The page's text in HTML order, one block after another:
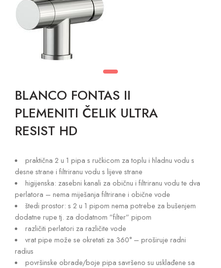
BLANCO FONTAS II
PLEMENITI ČELIK ULTRA
RESIST HD
praktična 2 u 1 pipa s ručkicom za toplu i hladnu vodu s
desne strane i filtriranu vodu s lijeve strane
higijenska: zasebni kanali za običnu i filtriranu vodu te dva
perlatora – nema miješanja filtrirane i obične vode
štedi prostor: s 2 u 1 pipom nema potrebe za bušenjem
dodatne rupe tj. za dodatnom ”filter” pipom
različiti perlatori za različite vode
vrat pipe može se okretati za 360° – proširuje radni
radius
površinske obrade/boje pipa savršeno su usklađene sa